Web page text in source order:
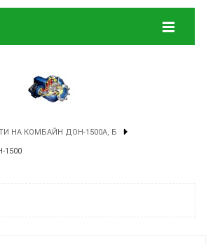
НА КОМБАЙН ДОН-1500А, Б